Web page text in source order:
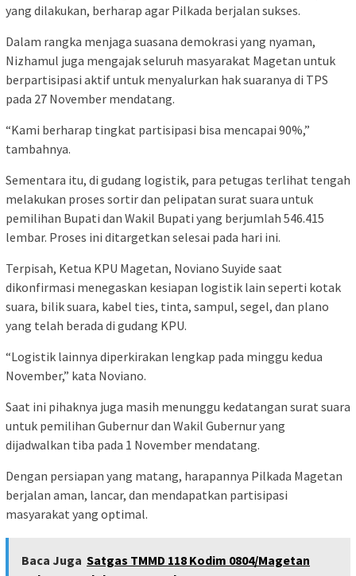
yang dilakukan, berharap agar Pilkada berjalan sukses.
Dalam rangka menjaga suasana demokrasi yang nyaman,
Nizhamul juga mengajak seluruh masyarakat Magetan untuk
berpartisipasi aktif untuk menyalurkan hak suaranya di TPS
pada 27 November mendatang.
“Kami berharap tingkat partisipasi bisa mencapai 90%,”
tambahnya.
Sementara itu, di gudang logistik, para petugas terlihat tengah
melakukan proses sortir dan pelipatan surat suara untuk
pemilihan Bupati dan Wakil Bupati yang berjumlah 546.415
lembar. Proses ini ditargetkan selesai pada hari ini.
Terpisah, Ketua KPU Magetan, Noviano Suyide saat
dikonfirmasi menegaskan kesiapan logistik lain seperti kotak
suara, bilik suara, kabel ties, tinta, sampul, segel, dan plano
yang telah berada di gudang KPU.
“Logistik lainnya diperkirakan lengkap pada minggu kedua
November,” kata Noviano.
Saat ini pihaknya juga masih menunggu kedatangan surat suara
untuk pemilihan Gubernur dan Wakil Gubernur yang
dijadwalkan tiba pada 1 November mendatang.
Dengan persiapan yang matang, harapannya Pilkada Magetan
berjalan aman, lancar, dan mendapatkan partisipasi
masyarakat yang optimal.
Baca Juga Satgas TMMD 118 Kodim 0804/Magetan